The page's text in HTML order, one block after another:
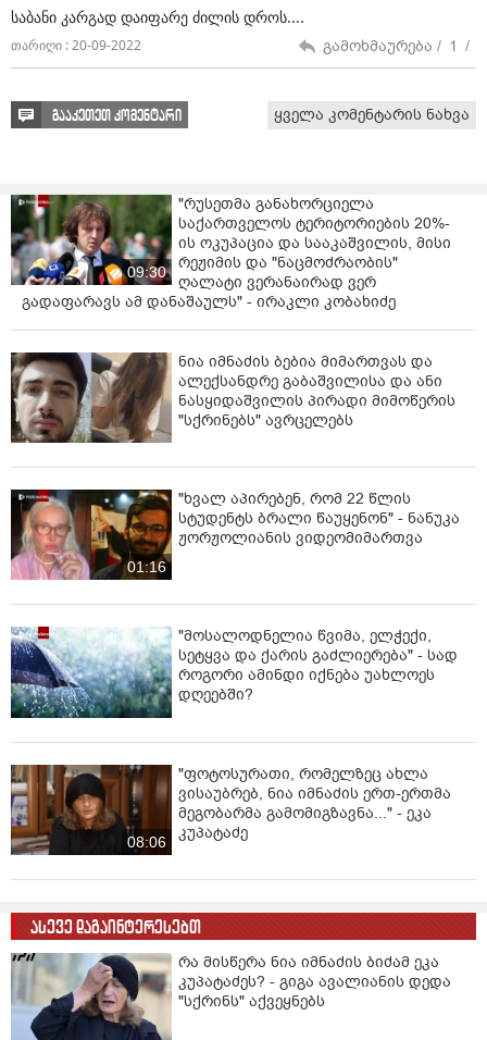
საბანი კარგად დაიფარე ძილის დროს....
თარიღი : 20-09-2022 გამოხმაურება / 1 /
გააკეთეთ კომენტარი ყველა კომენტარის ნახვა
09:30
"რუსეთმა განახორციელა
საქართველოს ტერიტორიების 20%-
ის ოკუპაცია და სააკაშვილის, მისი
რეჟიმის და "ნაცმოძრაობის"
ღალატი ვერანაირად ვერ
გადაფარავს ამ დანაშაულს" - ირაკლი კობახიძე
ნია იმნაძის ბებია მიმართვას და
ალექსანდრე გაბაშვილისა და ანი
ნასყიდაშვილის პირადი მიმოწერის
"სქრინებს" ავრცელებს
01:16
"ხვალ აპირებენ, რომ 22 წლის
სტუდენტს ბრალი წაუყენონ" - ნანუკა
ჟორჟოლიანის ვიდეომიმართვა
"მოსალოდნელია წვიმა, ელჭექი,
სეტყვა და ქარის გაძლიერება" - სად
როგორი ამინდი იქნება უახლოეს
დღეებში?
08:06
"ფოტოსურათი, რომელზეც ახლა
ვისაუბრებ, ნია იმნაძის ერთ-ერთმა
მეგობარმა გამომიგზავნა..." - ეკა
კუპატაძე
ასევე დაგაინტერესებთ
რა მისწერა ნია იმნაძის ბიძამ ეკა
კუპატაძეს? - გიგა ავალიანის დედა
"სქრინს" აქვეყნებს